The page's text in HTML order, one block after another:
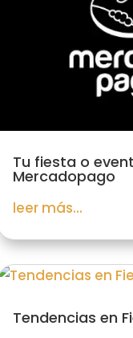
Tu fiesta o
Mercadopago
leer más...
Tendencias en